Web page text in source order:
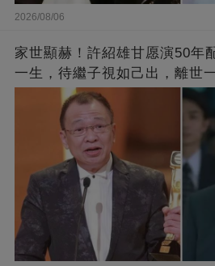
2026/08/06
家世顯赫！許紹雄甘愿演50年
一生，待繼子視如己出，離世